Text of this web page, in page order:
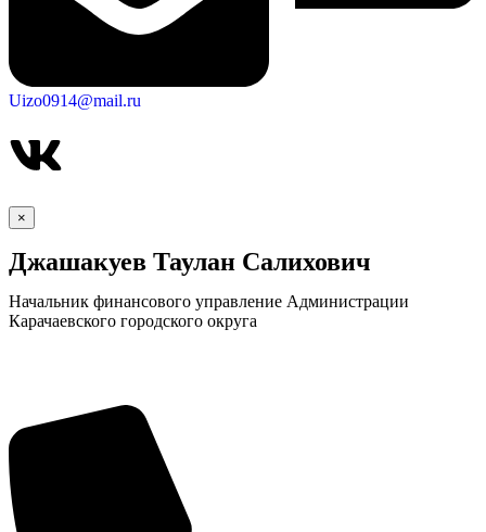
Uizo0914@mail.ru
×
Джашакуев Таулан Салихович
Начальник финансового управление Администрации
Карачаевского городского округа